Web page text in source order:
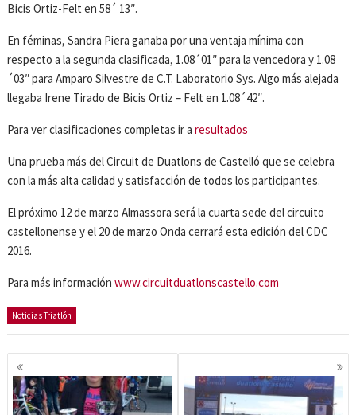
Bicis Ortiz-Felt en 58´ 13″.
En féminas, Sandra Piera ganaba por una ventaja mínima con
respecto a la segunda clasificada, 1.08´01″ para la vencedora y 1.08
´03″ para Amparo Silvestre de C.T. Laboratorio Sys. Algo más alejada
llegaba Irene Tirado de Bicis Ortiz – Felt en 1.08´42″.
Para ver clasificaciones completas ir aresultados
Una prueba más del Circuit de Duatlons de Castelló que se celebra
con la más alta calidad y satisfacción de todos los participantes.
El próximo 12 de marzo Almassora será la cuarta sede del circuito
castellonense y el 20 de marzo Onda cerrará esta edición del CDC
2016.
Para más informaciónwww.circuitduatlonscastello.com
Noticias Triatlón
Navegación
de
entradas